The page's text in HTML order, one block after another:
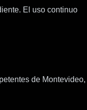
El uso continuo
de Montevideo,